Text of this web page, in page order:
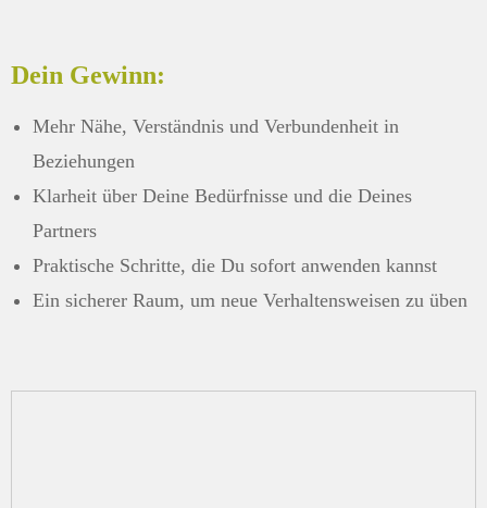
Dein Gewinn:
Mehr Nähe, Verständnis und Verbundenheit in
Beziehungen
Klarheit über Deine Bedürfnisse und die Deines
Partners
Praktische Schritte, die Du sofort anwenden kannst
Ein sicherer Raum, um neue Verhaltensweisen zu üben